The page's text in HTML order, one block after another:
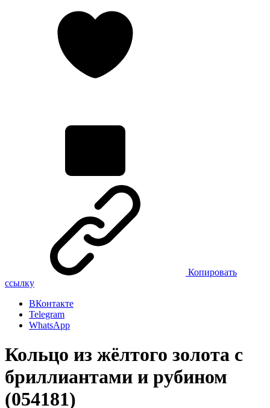
Копировать
ссылку
ВКонтакте
Telegram
WhatsApp
Кольцо из жёлтого золота с
бриллиантами и рубином
(054181)